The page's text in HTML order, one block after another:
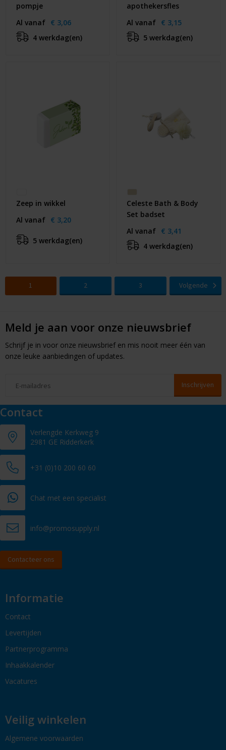
pompje
Al vanaf € 3,06
4 werkdag(en)
apothekersfles
Al vanaf € 3,15
5 werkdag(en)
Zeep in wikkel
Al vanaf € 3,20
5 werkdag(en)
Celeste Bath & Body
Set badset
Al vanaf € 3,41
4 werkdag(en)
1 2 3 Volgende
Meld je aan voor onze nieuwsbrief
Schrijf je in voor onze nieuwsbrief en mis nooit meer één van
onze leuke aanbiedingen of updates.
Contact
Verlengde Kerkweg 9
2981 GE Ridderkerk
+31 (0)10 200 60 60
Chat met een specialist
info@promosupply.nl
Contacteer ons
Informatie
Contact
Levertijden
Partnerprogramma
Inhaakkalender
Vacatures
Veilig winkelen
Algemene voorwaarden